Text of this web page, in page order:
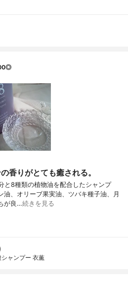
香りがとても癒される。
と8種類の植物油を配合したシャンプ
油、オリーブ果実油、ツバキ種子油、月
が良…続きを見る
シャンプー 衣薫